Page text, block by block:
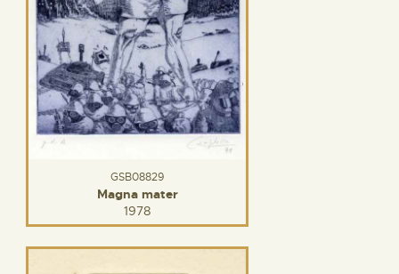
GSB08829
Magna mater
1978